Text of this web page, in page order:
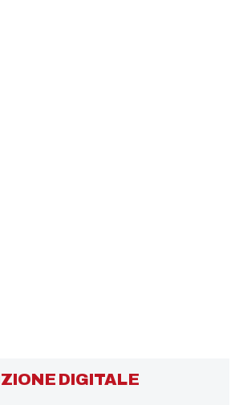
DIGITALE